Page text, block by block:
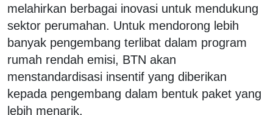
melahirkan berbagai inovasi untuk mendukung
sektor perumahan. Untuk mendorong lebih
banyak pengembang terlibat dalam program
rumah rendah emisi, BTN akan
menstandardisasi insentif yang diberikan
kepada pengembang dalam bentuk paket yang
lebih menarik.